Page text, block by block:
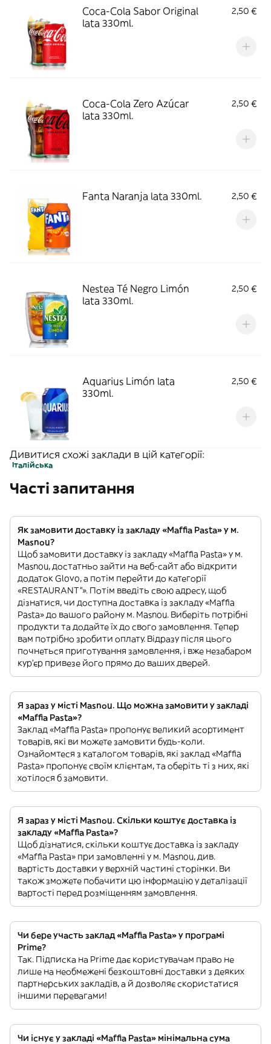
Coca-Cola Sabor Original
lata 330ml.
2,50 €
Coca-Cola Zero Azúcar
lata 330ml.
2,50 €
Fanta Naranja lata 330ml. 2,50 €
Nestea Té Negro Limón
lata 330ml.
2,50 €
Aquarius Limón lata
330ml.
2,50 €
Дивитися схожі заклади в цій категорії:
Італійська
Часті запитання
Як замовити доставку із закладу «Maffia Pasta» у м.
Masnou?
Щоб замовити доставку із закладу «Maffia Pasta» у м.
Masnou, достатньо зайти на веб-сайт або відкрити
додаток Glovo, а потім перейти до категорії
«RESTAURANT”». Потім введіть свою адресу, щоб
дізнатися, чи доступна доставка із закладу «Maffia
Pasta» до вашого району м. Masnou. Виберіть потрібні
продукти та додайте їх до свого замовлення. Тепер
вам потрібно зробити оплату. Відразу після цього
почнеться приготування замовлення, і вже незабаром
кур'єр привезе його прямо до ваших дверей.
Я зараз у місті Masnou. Що можна замовити у закладі
«Maffia Pasta»?
Заклад «Maffia Pasta» пропонує великий асортимент
товарів, які ви можете замовити будь-коли.
Ознайомтеся з каталогом товарів, які заклад «Maffia
Pasta» пропонує своїм клієнтам, та оберіть ті з них, які
хотілося б замовити.
Я зараз у місті Masnou. Скільки коштує доставка із
закладу «Maffia Pasta»?
Щоб дізнатися, скільки коштує доставка із закладу
«Maffia Pasta» при замовленні у м. Masnou, див.
вартість доставки у верхній частині сторінки. Ви
також зможете побачити цю інформацію у деталізації
вартості перед розміщенням замовлення.
Чи бере участь заклад «Maffia Pasta» у програмі
Prime?
Так. Підписка на Prime дає користувачам право не
лише на необмежені безкоштовні доставки з деяких
партнерських закладів, а й дозволяє скористатися
іншими перевагами!
Чи існує у закладі «Maffia Pasta» мінімальна сума